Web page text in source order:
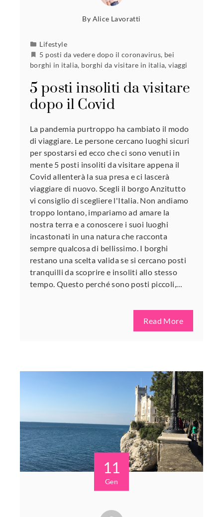
By Alice Lavoratti
Lifestyle
5 posti da vedere dopo il coronavirus, bei
borghi in italia, borghi da visitare in italia,viaggi
5 posti insoliti da visitare
dopo il Covid
La pandemia purtroppo ha cambiato il modo
di viaggiare. Le persone cercano luoghi sicuri
per spostarsi ed ecco che ci sono venuti in
mente 5 posti insoliti da visitare appena il
Covid allenterà la sua presa e ci lascerà
viaggiare di nuovo. Scegli il borgo Anzitutto
vi consiglio di scegliere l'Italia. Non andiamo
troppo lontano, impariamo ad amare la
nostra terra e a conoscere i suoi luoghi
incastonati in una natura che racconta
sempre qualcosa di bellissimo. I borghi
restano una scelta valida se si cercano posti
tranquilli da scoprire e insoliti allo stesso
tempo. Questo perché sono posti piccoli,…
Read More
11
Gen